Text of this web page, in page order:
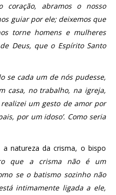
coração, abramos o nosso
guiar por ele; deixemos que
torne homens e mulheres
Deus, que o Espírito Santo
se cada um de nós pudesse,
casa, no trabalho, na igreja,
um gesto de amor por
por um idoso’. Como seria
natureza da crisma, o bispo
que a crisma não é um
se o batismo sozinho não
intimamente ligada a ele,